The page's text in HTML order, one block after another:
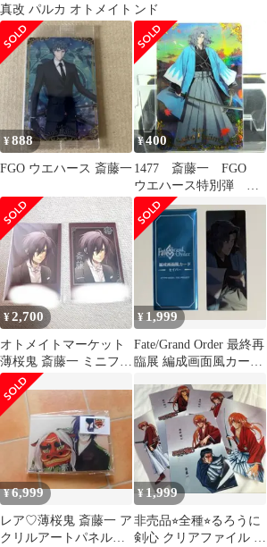
真改 パルカ オトメイト ンド
¥888
FGO ウエハース 斎藤一
¥400
1477 斎藤一 FGO
ウエハース特別弾 ト
レカ ST18 未開封
¥2,700
オトメイトマーケット
薄桜鬼 斎藤一 ミニフォ
トカード ノーマル
レア オトふゆ
¥ 1,999
Fate/Grand Order 最終再
臨展 編成画面風カード
¥6,999
レア♡薄桜鬼 斎藤一 ア
クリルアートパネル
¥ 1,999
非売品⭐︎全種⭐︎るろうに
剣心 クリアファイル 5